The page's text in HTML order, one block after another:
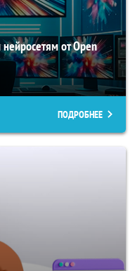
от Open
ПОДРОБНЕЕ